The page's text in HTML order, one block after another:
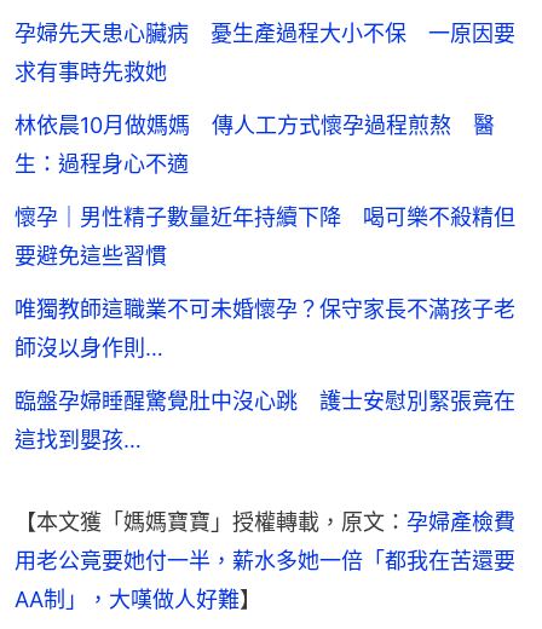
孕婦先天患心臟病 憂生產過程大小不保 一原因要
求有事時先救她
林依晨10月做媽媽 傳人工方式懷孕過程煎熬 醫
生：過程身心不適
懷孕｜男性精子數量近年持續下降 喝可樂不殺精但
要避免這些習慣
唯獨教師這職業不可未婚懷孕？保守家長不滿孩子老
師沒以身作則…
臨盤孕婦睡醒驚覺肚中沒心跳 護士安慰別緊張竟在
這找到嬰孩…
【本文獲「媽媽寶寶」授權轉載，原文： 孕婦產檢費
用老公竟要她付一半，薪水多她一倍「都我在苦還要
AA制」，大嘆做人好難】